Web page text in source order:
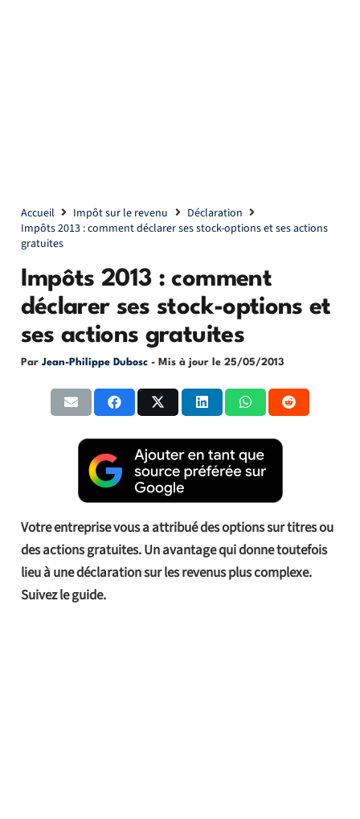
Accueil Impôt sur le revenu
Déclaration
Impôts 2013 : comment déclarer ses stock-options et ses actions
gratuites
Impôts 2013 : comment
déclarer ses stock-options et
ses actions gratuites
Par Jean-Philippe Dubosc - Mis à jour le 25/05/2013
Votre entreprise vous a attribué des options sur titres ou
des actions gratuites. Un avantage qui donne toutefois
lieu à une déclaration sur les revenus plus complexe.
Suivez le guide.